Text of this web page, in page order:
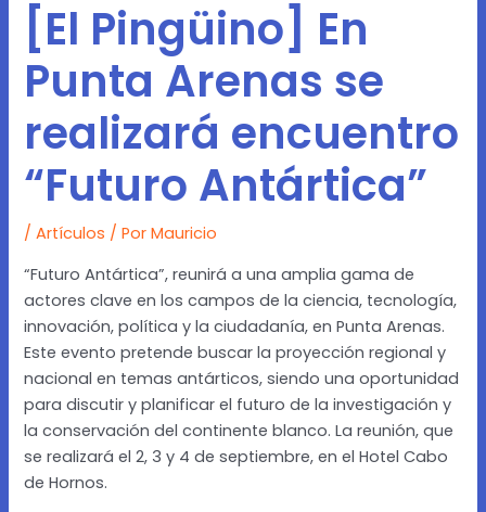
[El Pingüino] En
Punta Arenas se
realizará encuentro
“Futuro Antártica”
/Artículos / PorMauricio
“Futuro Antártica”, reunirá a una amplia gama de
actores clave en los campos de la ciencia, tecnología,
innovación, política y la ciudadanía, en Punta Arenas.
Este evento pretende buscar la proyección regional y
nacional en temas antárticos, siendo una oportunidad
para discutir y planificar el futuro de la investigación y
la conservación del continente blanco. La reunión, que
se realizará el 2, 3 y 4 de septiembre, en el Hotel Cabo
de Hornos.